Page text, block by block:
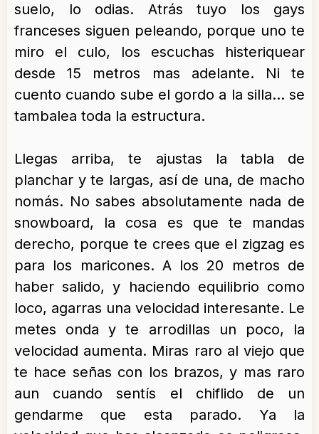
suelo, lo odias. Atrás tuyo los gays
franceses siguen peleando, porque uno te
miro el culo, los escuchas histeriquear
desde 15 metros mas adelante. Ni te
cuento cuando sube el gordo a la silla… se
tambalea toda la estructura.
Llegas arriba, te ajustas la tabla de
planchar y te largas, así de una, de macho
nomás. No sabes absolutamente nada de
snowboard, la cosa es que te mandas
derecho, porque te crees que el zigzag es
para los maricones. A los 20 metros de
haber salido, y haciendo equilibrio como
loco, agarras una velocidad interesante. Le
metes onda y te arrodillas un poco, la
velocidad aumenta. Miras raro al viejo que
te hace señas con los brazos, y mas raro
aun cuando sentís el chiflido de un
gendarme que esta parado. Ya la